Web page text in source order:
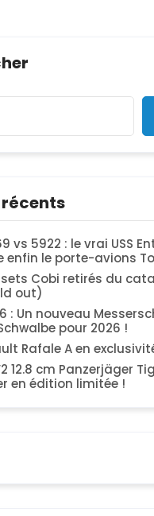
vs 5922 : le vrai USS
enfin le porte-avions
Cobi retirés du
out)
: Un nouveau
pour 2026 !
Rafale A en
12.8 cm Panzerjäger
en édition limitée !